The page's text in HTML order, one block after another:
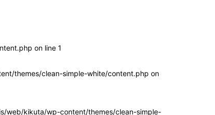
on line 1
themes/clean-simple-white/content.php on
web/kikuta/wp-content/themes/clean-simple-